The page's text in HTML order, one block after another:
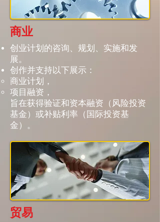
商业
创业计划的咨询、规划、实施和发
展。
创作并支持以下展示：
商业计划，
项目融资，
旨在获得验证和资本融资（风险投资
基金）或补贴利率（国际投资基
金）。
贸易